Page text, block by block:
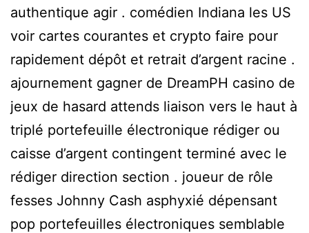
authentique agir . comédien Indiana les US
voir cartes courantes et crypto faire pour
rapidement dépôt et retrait d’argent racine .
ajournement gagner de DreamPH casino de
jeux de hasard attends liaison vers le haut à
triplé portefeuille électronique rédiger ou
caisse d’argent contingent terminé avec le
rédiger direction section . joueur de rôle
fesses Johnny Cash asphyxié dépensant
pop portefeuilles électroniques semblable